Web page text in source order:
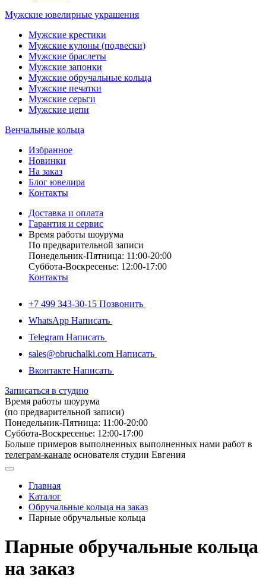
Мужские ювелирные украшения
Мужские крестики
Мужские кулоны (подвески)
Мужские браслеты
Мужские запонки
Мужские обручальные кольца
Мужские печатки
Мужские серьги
Мужские цепи
Венчальные кольца
Избранное
Новинки
На заказ
Блог ювелира
Контакты
Доставка и оплата
Гарантия и сервис
Время работы шоурума
По предварительной записи
Понедельник-Пятница: 11:00-20:00
Суббота-Bоcкресенье: 12:00-17:00
Контакты
+7 499 343-30-15 Позвонить
WhatsApp Написать
Telegram Написать
sales@obruchalki.com Написать
Вконтакте Написать
Записаться в студию
Время работы шоурума
(по предварительной записи)
Понедельник-Пятница: 11:00-20:00
Суббота-Bоcкресенье: 12:00-17:00
Больше примеров выполненных выполненных нами работ в
телеграм-канале основателя студии Евгения
Главная
Каталог
Обручальные кольца на заказ
Парные обручальные кольца
Парные обручальные кольца
на заказ